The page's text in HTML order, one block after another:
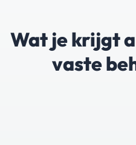
Wat je krijgt
vaste